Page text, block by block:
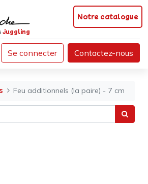
Notre catalogue
juggling
Se connecter Contactez-nous
Feu additionnels (la paire) - 7 cm